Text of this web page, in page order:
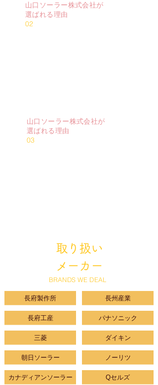
山口ソーラー株式会社が
選ばれる理由
02
山口ソーラー株式会社が
選ばれる理由
03
取り扱い
メーカー
BRANDS WE DEAL
長府製作所
長府工産
三菱
朝日ソーラー
カナディアンソーラー
長州産業
パナソニック
ダイキン
ノーリツ
Qセルズ